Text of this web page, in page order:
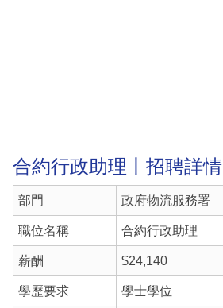
合約行政助理丨招聘詳情
部門 政府物流服務署
職位名稱 合約行政助理
薪酬 $24,140
學歷要求 學士學位